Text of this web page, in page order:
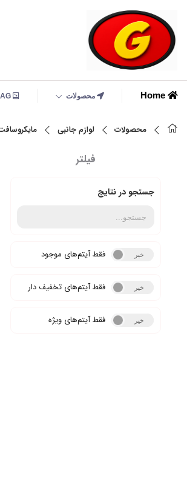
محصولات
محصولات لوازم جانبی
فیلتر
جستجو در نتایج
بله خیر فقط آیتم‌های موجود
بله خیر فقط آیتم‌های تخفیف دار
بله خیر فقط آیتم‌های ویژه